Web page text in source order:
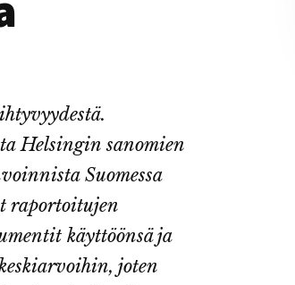
Helsingin sanomien
Suomessa
raportoitujen
käyttöönsä ja
joten